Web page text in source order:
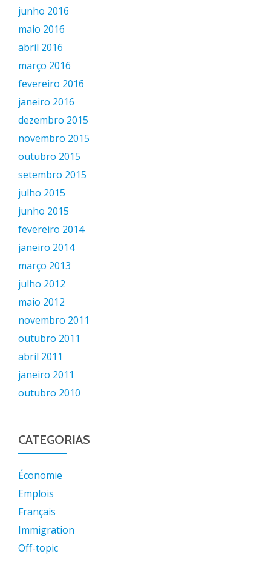
junho 2016
maio 2016
abril 2016
março 2016
fevereiro 2016
janeiro 2016
dezembro 2015
novembro 2015
outubro 2015
setembro 2015
julho 2015
junho 2015
fevereiro 2014
janeiro 2014
março 2013
julho 2012
maio 2012
novembro 2011
outubro 2011
abril 2011
janeiro 2011
outubro 2010
CATEGORIAS
Économie
Emplois
Français
Immigration
Off-topic